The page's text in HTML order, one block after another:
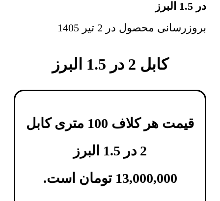
در 1.5 البرز
بروزرسانی محصول در 2 تیر 1405
کابل 2 در 1.5 البرز
قیمت هر کلاف 100 متری
کابل
2 در 1.5 البرز
13,000,000 تومان است.